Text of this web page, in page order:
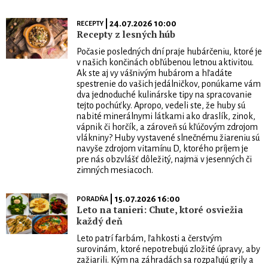
RECEPTY| 24.07.2026 10:00
Recepty z lesných húb
Počasie posledných dní praje hubárčeniu, ktoré je
v našich končinách obľúbenou letnou aktivitou.
Ak ste aj vy vášnivým hubárom a hľadáte
spestrenie do vašich jedálničkov, ponúkame vám
dva jednoduché kulinárske tipy na spracovanie
tejto pochúťky. Apropo, vedeli ste, že huby sú
nabité minerálnymi látkami ako draslík, zinok,
vápnik či horčík, a zároveň sú kľúčovým zdrojom
vlákniny? Huby vystavené slnečnému žiareniu sú
navyše zdrojom vitamínu D, ktorého príjem je
pre nás obzvlášť dôležitý, najmä v jesenných či
zimných mesiacoch.
PORADŇA| 15.07.2026 16:00
Leto na tanieri: Chute, ktoré osviežia
každý deň
Leto patrí farbám, ľahkosti a čerstvým
surovinám, ktoré nepotrebujú zložité úpravy, aby
zažiarili. Kým na záhradách sa rozpaľujú grily a